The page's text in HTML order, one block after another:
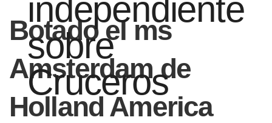
Botado el ms
Amsterdam de
Holland America